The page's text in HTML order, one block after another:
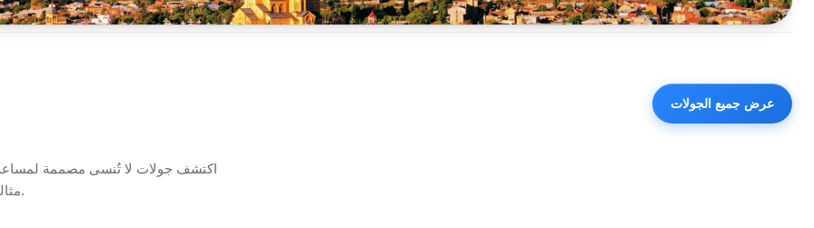
اكتشف جولات لا تُنسى مصممة
مثالية للرحلات اليومية والتجوال الموجه والمغامرات الممتعة خلال إقامتك.
عرض جميع الجولات